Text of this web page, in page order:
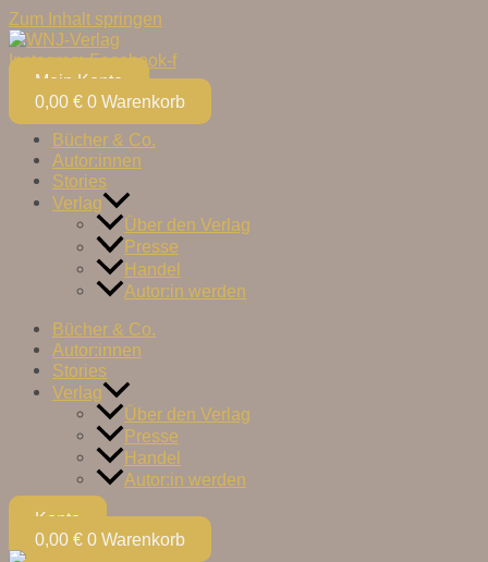
Zum Inhalt springen
Instagram Facebook-f
Mein Konto
0,00 € 0 Warenkorb
Bücher & Co.
Autor:innen
Stories
Verlag
Über den Verlag
Presse
Handel
Autor:in werden
Bücher & Co.
Autor:innen
Stories
Verlag
Über den Verlag
Presse
Handel
Autor:in werden
Konto
0,00 € 0 Warenkorb